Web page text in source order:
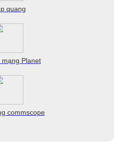
quang
mạng Planet
commscope